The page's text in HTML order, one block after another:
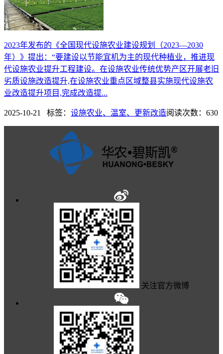
2023年发布的《全国现代设施农业建设规划（2023—2030
年）》提出：“要建设以节能宜机为主的现代种植业，推进现
代设施农业提升工程建设。在设施农业传统优势产区开展老旧
劣质设施改造提升,在设施农业重点区域整县实施现代设施农
业改造提升项目,完成改造提...
2025-10-21 标签： 设施农业、温室、更新改造阅读次数：630
关注官方微博